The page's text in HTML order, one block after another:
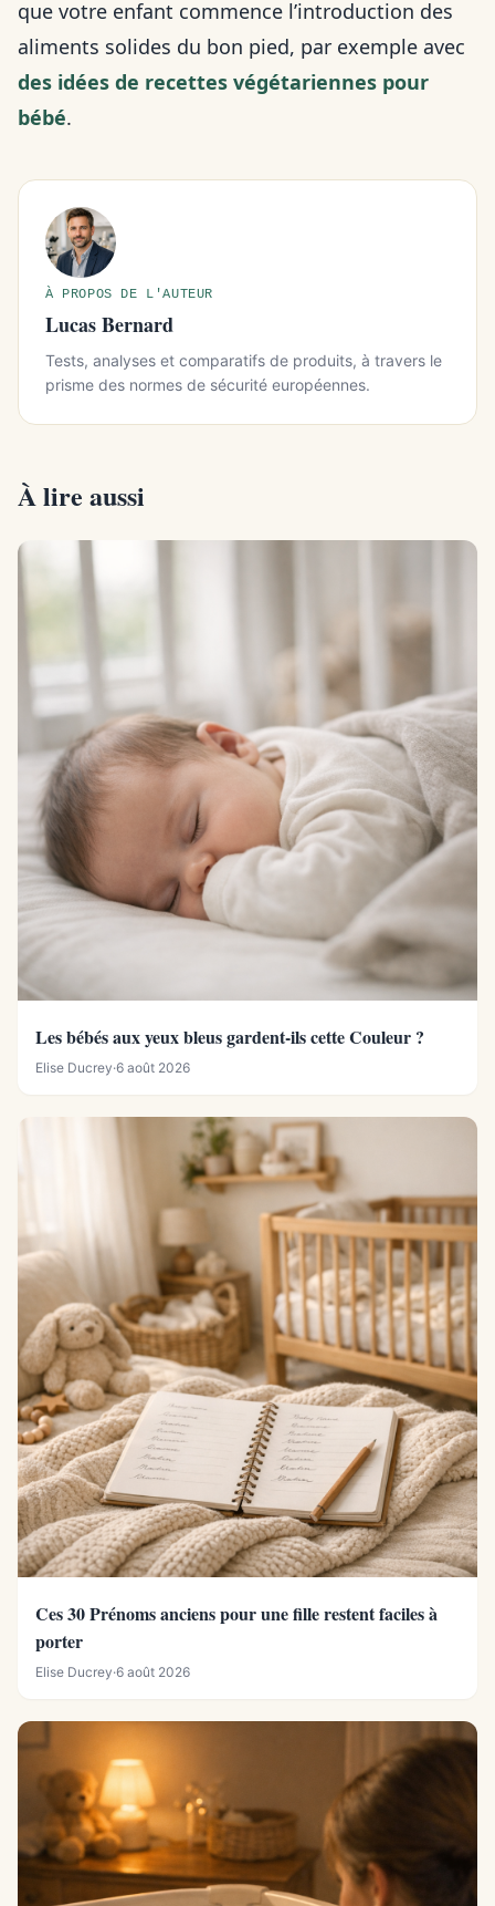
que votre enfant commence l’introduction des
aliments solides du bon pied, par exemple avec
des idées de recettes végétariennes pour
bébé.
À PROPOS DE L'AUTEUR
Lucas Bernard
Tests, analyses et comparatifs de produits, à travers le
prisme des normes de sécurité européennes.
À lire aussi
Les bébés aux yeux bleus gardent-ils cette Couleur ?
Elise Ducrey·6 août 2026
Ces 30 Prénoms anciens pour une fille restent faciles à
porter
Elise Ducrey·6 août 2026